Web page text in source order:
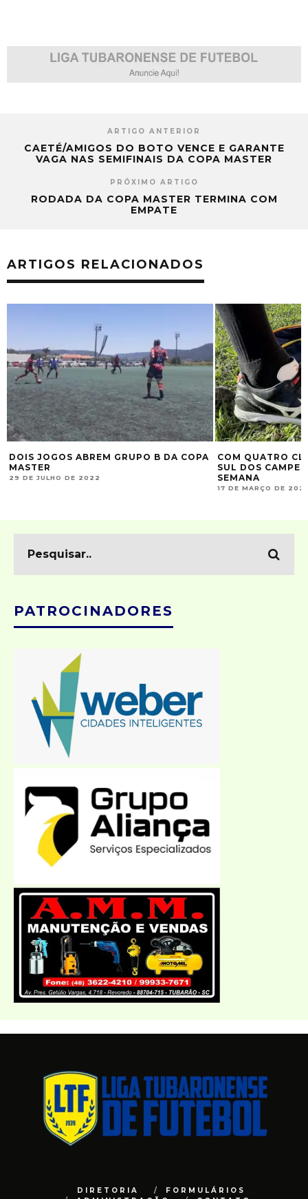
ARTIGO ANTERIOR
CAETÉ/AMIGOS DO BOTO VENCE E GARANTE
VAGA NAS SEMIFINAIS DA COPA MASTER
PRÓXIMO ARTIGO
RODADA DA COPA MASTER TERMINA COM
EMPATE
ARTIGOS RELACIONADOS
DOIS JOGOS ABREM GRUPO B DA COPA
MASTER
29 DE JULHO DE 2022
COM QUATRO
SUL DOS
SEMANA
17 DE MARÇO DE
PATROCINADORES
DIRETORIA
FORMULÁRIOS